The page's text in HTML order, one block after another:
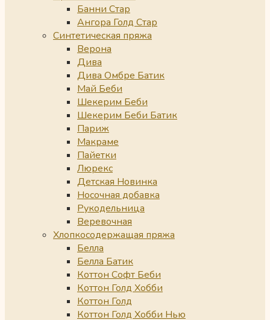
Банни Стар
Ангора Голд Стар
Синтетическая пряжа
Верона
Дива
Дива Омбре Батик
Май Беби
Шекерим Беби
Шекерим Беби Батик
Париж
Макраме
Пайетки
Люрекс
Детская Новинка
Носочная добавка
Рукодельница
Веревочная
Хлопкосодержащая пряжа
Белла
Белла Батик
Коттон Софт Беби
Коттон Голд Хобби
Коттон Голд
Коттон Голд Хобби Нью